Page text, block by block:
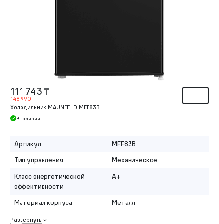
111 743 ₸
148 990 ₸
Холодильник MAUNFELD MFF83B
В наличии
Артикул
MFF83B
Тип управления
Механическое
Класс энергетической
эффективности
A+
Материал корпуса Металл
Развернуть